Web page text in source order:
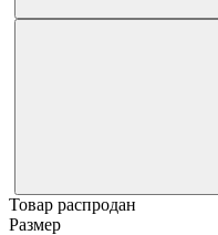
Товар распродан
Размер